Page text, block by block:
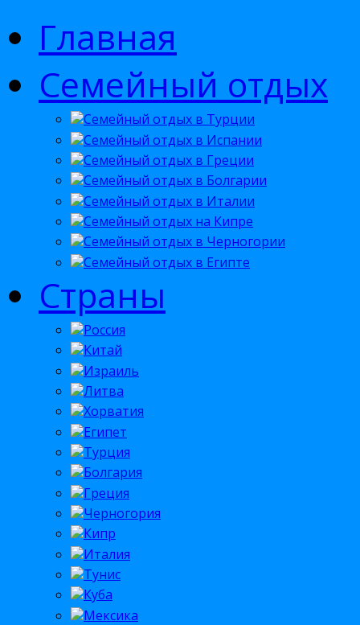
Главная
Семейный отдых
Семейный отдых в Турции
Семейный отдых в Испании
Семейный отдых в Греции
Семейный отдых в Болгарии
Семейный отдых в Италии
Семейный отдых на Кипре
Семейный отдых в Черногории
Семейный отдых в Египте
Страны
Россия
Китай
Израиль
Литва
Хорватия
Египет
Турция
Болгария
Греция
Черногория
Кипр
Италия
Тунис
Куба
Мексика